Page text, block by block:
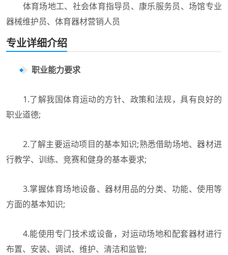
体育场地工、社会体育指导员、康乐服务员、场馆专业
器械维护员、体育器材营销人员
专业详细介绍
职业能力要求
1.了解我国体育运动的方针、政策和法规，具有良好的
职业道德;
2.了解主要运动项目的基本知识;熟悉借助场地、器材进
行教学、训练、竞赛和健身的基本要求;
3.掌握体育场地设备、器材用品的分类、功能、使用等
方面的基本知识;
4.能使用专门技术或设备，对运动场地和配套器材进行
布置、安装、调试、维护、清洁和监管;